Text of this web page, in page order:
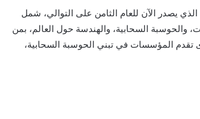
يصدر الآن للعام الثامن على التوالي، شمل
والحوسبة السحابية، والهندسة حول العالم، بمن
تقدم المؤسسات في تبني الحوسبة السحابية،